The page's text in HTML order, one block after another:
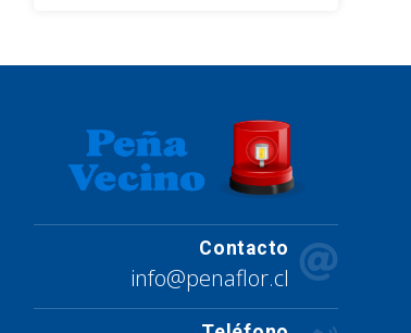
Contacto
info@penaflor.cl